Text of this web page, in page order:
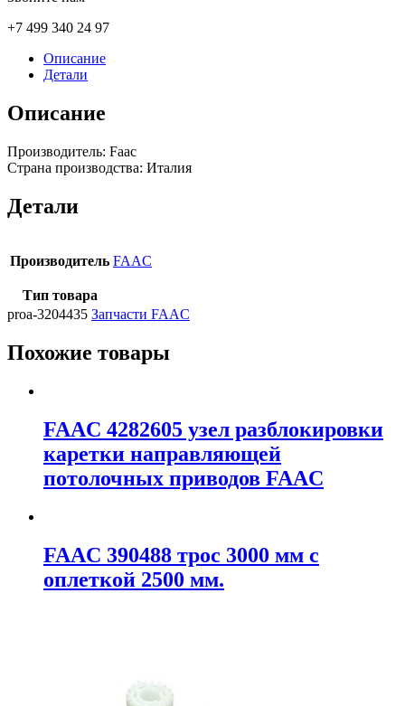
+7 499 340 24 97
Описание
Детали
Описание
Производитель: Faac
Страна производства: Италия
Детали
Производитель FAAC
Тип товара
proa-3204435 Запчасти FAAC
Похожие товары
FAAC 4282605 узел разблокировки
каретки направляющей
потолочных приводов FAAC
FAAC 390488 трос 3000 мм с
оплеткой 2500 мм.